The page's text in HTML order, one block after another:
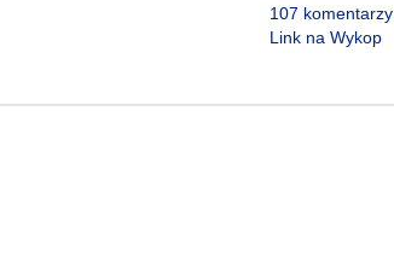
107 komentarzy
Link na Wykop